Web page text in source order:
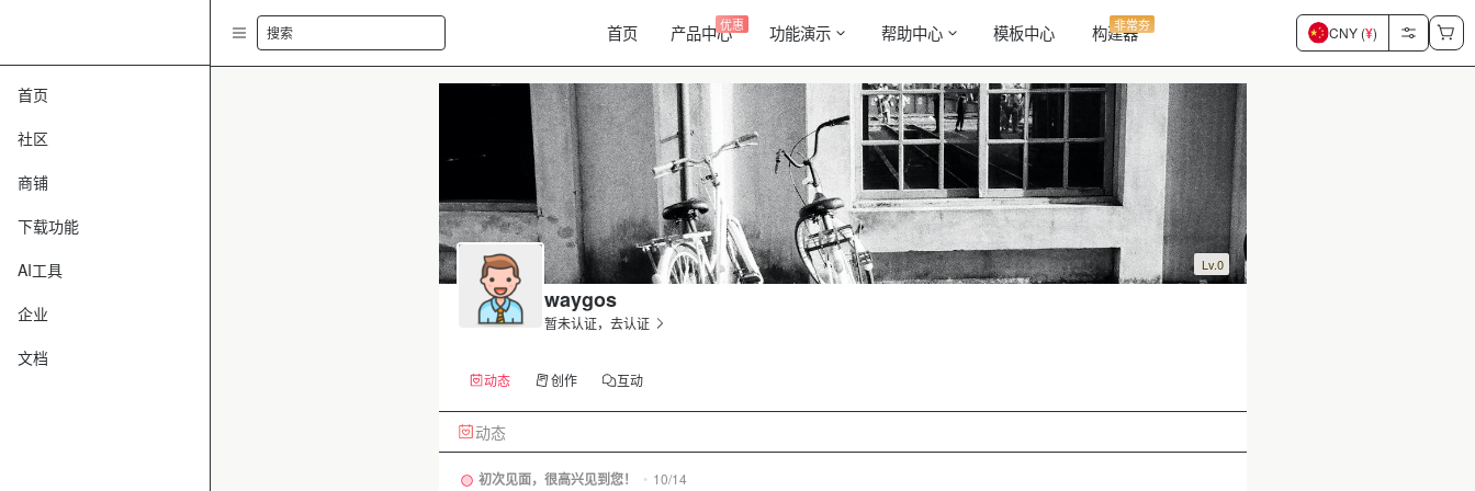
首页
社区
商铺
下载功能
AI工具
企业
文档
搜索 首页 产品中心优惠 功能演示 帮助中心 模板中心 构建器
非常夯 CNY (¥)
Lv.0
waygos
暂未认证，去认证
动态 创作 互动
动态
初次见面，很高兴见到您！ • 10/14